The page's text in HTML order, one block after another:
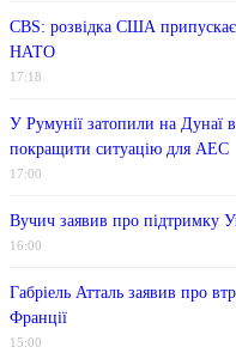
CBS: розвідка США припускає
НАТО
17:18
У Румунії затопили на Дунаї
покращити ситуацію для АЕС
17:00
Вучич заявив про підтримку
16:00
Габріель Атталь заявив про
Франції
15:00